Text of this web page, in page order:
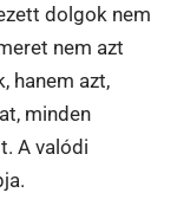
dolgok nem
nem azt
hanem azt,
minden
A valódi